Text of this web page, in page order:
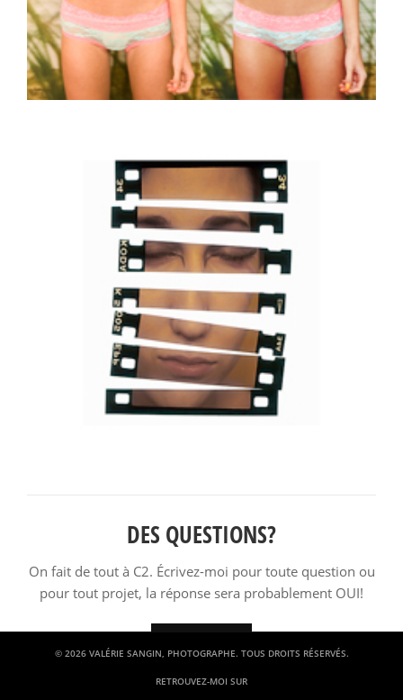
DES QUESTIONS?
On fait de tout à C2. Écrivez-moi pour toute question ou
pour tout projet, la réponse sera probablement OUI!
© 2026 VALÉRIE SANGIN, PHOTOGRAPHE. TOUS DROITS RÉSERVÉS.
RETROUVEZ-MOI SUR